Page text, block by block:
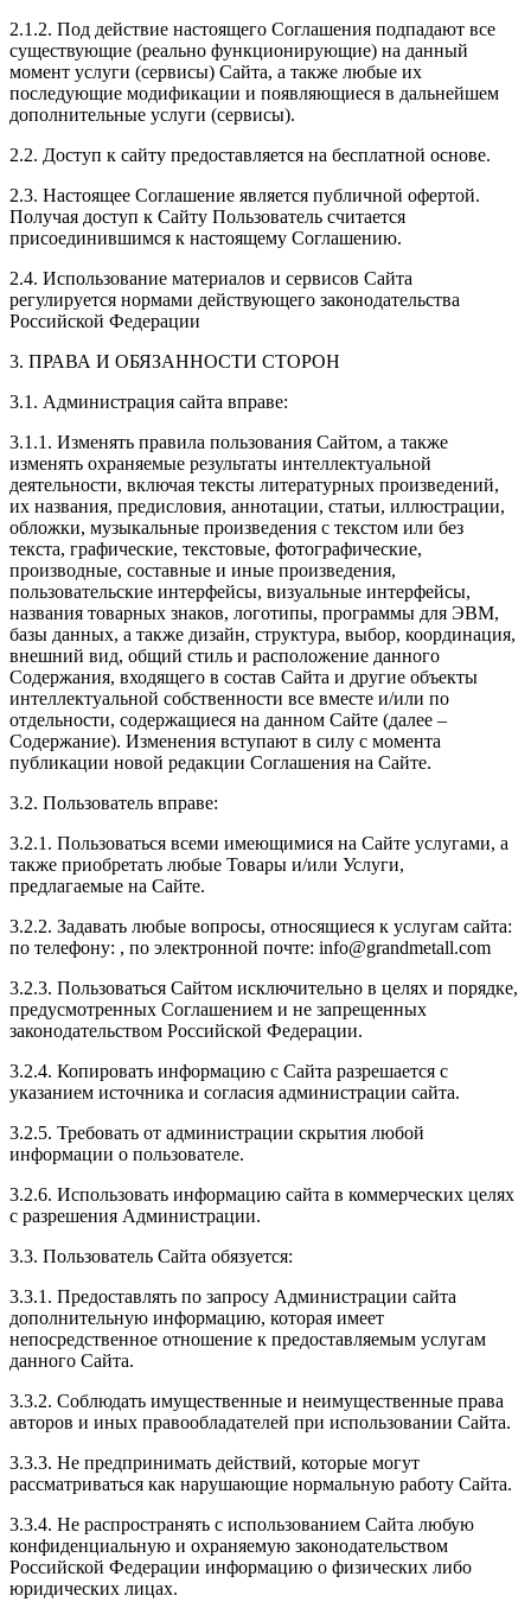
2.1.2. Под действие настоящего Соглашения подпадают все
существующие (реально функционирующие) на данный
момент услуги (сервисы) Сайта, а также любые их
последующие модификации и появляющиеся в дальнейшем
дополнительные услуги (сервисы).
2.2. Доступ к сайту предоставляется на бесплатной основе.
2.3. Настоящее Соглашение является публичной офертой.
Получая доступ к Сайту Пользователь считается
присоединившимся к настоящему Соглашению.
2.4. Использование материалов и сервисов Сайта
регулируется нормами действующего законодательства
Российской Федерации
3. ПРАВА И ОБЯЗАННОСТИ СТОРОН
3.1. Администрация сайта вправе:
3.1.1. Изменять правила пользования Сайтом, а также
изменять охраняемые результаты интеллектуальной
деятельности, включая тексты литературных произведений,
их названия, предисловия, аннотации, статьи, иллюстрации,
обложки, музыкальные произведения с текстом или без
текста, графические, текстовые, фотографические,
производные, составные и иные произведения,
пользовательские интерфейсы, визуальные интерфейсы,
названия товарных знаков, логотипы, программы для ЭВМ,
базы данных, а также дизайн, структура, выбор, координация,
внешний вид, общий стиль и расположение данного
Содержания, входящего в состав Сайта и другие объекты
интеллектуальной собственности все вместе и/или по
отдельности, содержащиеся на данном Сайте (далее –
Содержание). Изменения вступают в силу с момента
публикации новой редакции Соглашения на Сайте.
3.2. Пользователь вправе:
3.2.1. Пользоваться всеми имеющимися на Сайте услугами, а
также приобретать любые Товары и/или Услуги,
предлагаемые на Сайте.
3.2.2. Задавать любые вопросы, относящиеся к услугам сайта:
по телефону: , по электронной почте: info@grandmetall.com
3.2.3. Пользоваться Сайтом исключительно в целях и порядке,
предусмотренных Соглашением и не запрещенных
законодательством Российской Федерации.
3.2.4. Копировать информацию с Сайта разрешается с
указанием источника и согласия администрации сайта.
3.2.5. Требовать от администрации скрытия любой
информации о пользователе.
3.2.6. Использовать информацию сайта в коммерческих целях
с разрешения Администрации.
3.3. Пользователь Сайта обязуется:
3.3.1. Предоставлять по запросу Администрации сайта
дополнительную информацию, которая имеет
непосредственное отношение к предоставляемым услугам
данного Сайта.
3.3.2. Соблюдать имущественные и неимущественные права
авторов и иных правообладателей при использовании Сайта.
3.3.3. Не предпринимать действий, которые могут
рассматриваться как нарушающие нормальную работу Сайта.
3.3.4. Не распространять с использованием Сайта любую
конфиденциальную и охраняемую законодательством
Российской Федерации информацию о физических либо
юридических лицах.